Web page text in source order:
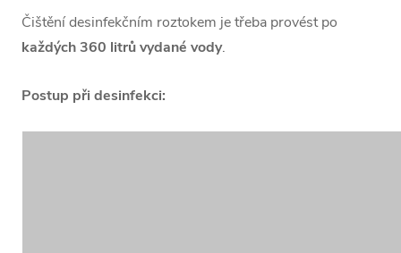
Čištění desinfekčním roztokem je třeba provést po
každých 360 litrů vydané vody.
Postup při desinfekci: